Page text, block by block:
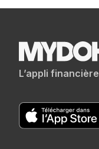
L’appli